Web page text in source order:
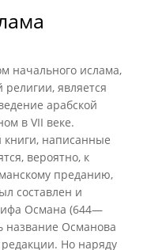
начального ислама,
является
арабской
в VII веке.
книги, написанные
вероятно, к
преданию,
составлен и
Османа (644—
название Османова
Но наряду